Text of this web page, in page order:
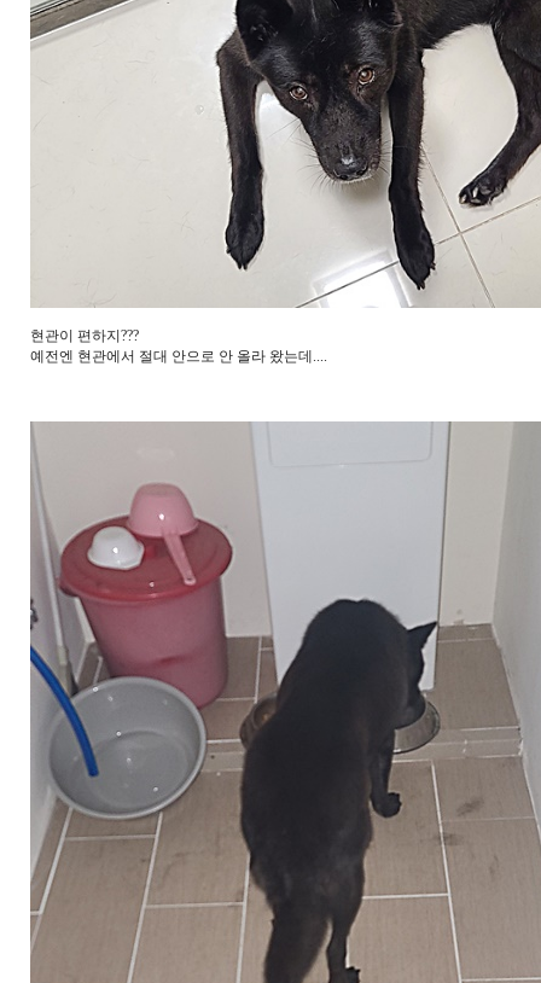
현관이 편하지???
예전엔 현관에서 절대 안으로 안 올라 왔는데....